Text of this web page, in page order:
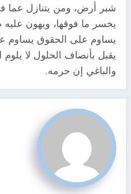
شبر أرض، ومن يتنازل
يخسر ما فوقها، ويهون عليه
يساوم على الحقوق يساوم
يقبل بأنصاف الحلول لا
والباغي إن حرمه.